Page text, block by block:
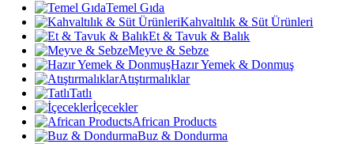
Temel Gıda
Kahvaltılık & Süt Ürünleri
Et & Tavuk & Balık
Meyve & Sebze
Hazır Yemek & Donmuş
Atıştırmalıklar
Tatlı
İçecekler
African Products
Buz & Dondurma